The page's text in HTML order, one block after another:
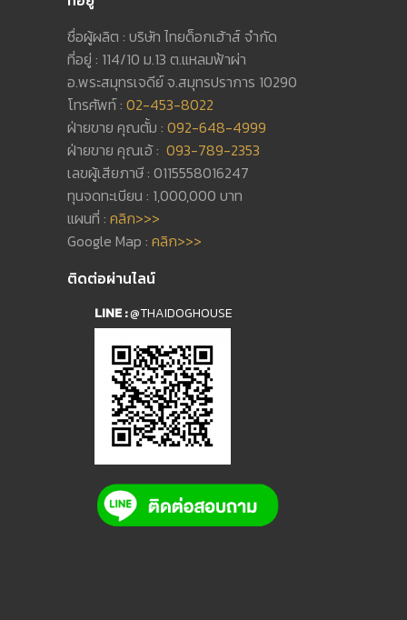
ชื่อผู้ผลิต : บริษัท ไทยด็อกเฮ้าส์ จำกัด
ที่อยู่ : 114/10 ม.13 ต.แหลมฟ้าผ่า
อ.พระสมุทรเจดีย์ จ.สมุทรปราการ 10290
โทรศัพท์ : 02-453-8022
ฝ่ายขาย คุณตั้ม : 092-648-4999
ฝ่ายขาย คุณเอ้ : 093-789-2353
เลขผู้เสียภาษี : 0115558016247
ทุนจดทะเบียน : 1,000,000 บาท
แผนที่ : คลิก>>>
Google Map : คลิก>>>
ติดต่อผ่านไลน์
LINE :@THAIDOGHOUSE